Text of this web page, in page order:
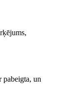
pabeigta, un